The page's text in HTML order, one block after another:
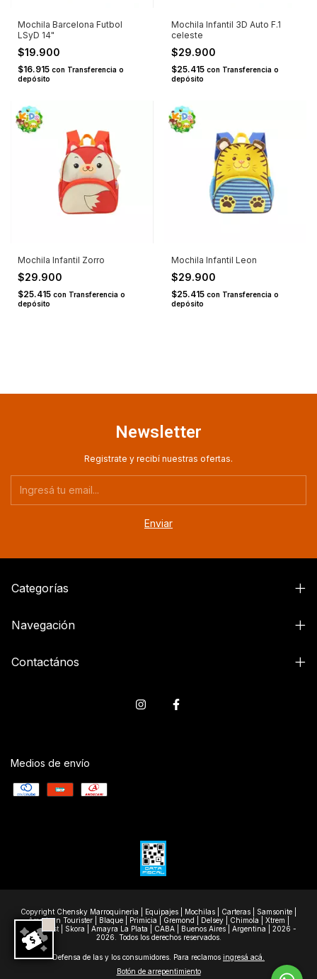
Mochila Barcelona Futbol
LSyD 14"
$19.900
$16.915 con Transferencia o
depósito
Mochila Infantil 3D Auto F.1
celeste
$29.900
$25.415 con Transferencia o
depósito
Mochila Infantil Zorro
$29.900
$25.415 con Transferencia o
depósito
Mochila Infantil Leon
$29.900
$25.415 con Transferencia o
depósito
Newsletter
Registrate y recibí nuestras ofertas.
Categorías
Navegación
Contactános
Medios de envío
Copyright Chensky Marroquineria | Equipajes | Mochilas | Carteras | Samsonite |
American Tourister | Blaque | Primicia | Gremond | Delsey | Chimola | Xtrem |
Wanderlast | Skora | Amayra La Plata | CABA | Buenos Aires | Argentina | 2026 -
2026. Todos los derechos reservados.
Defensa de las y los consumidores. Para reclamos ingresá acá.
Botón de arrepentimiento